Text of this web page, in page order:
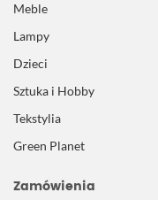
Meble
Lampy
Dzieci
Sztuka i Hobby
Tekstylia
Green Planet
Zamówienia